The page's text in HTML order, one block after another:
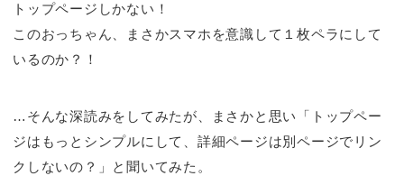
トップページしかない！
このおっちゃん、まさかスマホを意識して１枚ペラにして
いるのか？！
…そんな深読みをしてみたが、まさかと思い「トップペー
ジはもっとシンプルにして、詳細ページは別ページでリン
クしないの？」と聞いてみた。